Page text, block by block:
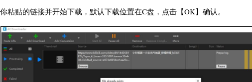
粘贴的链接并开始下载，默认下载位置在C盘，点击【OK】确认。